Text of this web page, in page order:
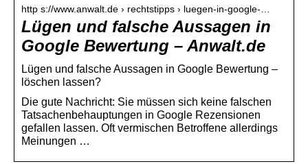
http s://www.anwalt.de › rechtstipps › luegen-in-google-…
Lügen und falsche Aussagen in
Google Bewertung – Anwalt.de
Lügen und falsche Aussagen in Google Bewertung –
löschen lassen?
Die gute Nachricht: Sie müssen sich keine falschen
Tatsachenbehauptungen in Google Rezensionen
gefallen lassen. Oft vermischen Betroffene allerdings
Meinungen …